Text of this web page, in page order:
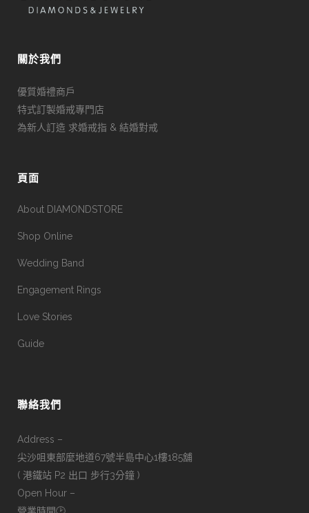
關於我們
優質婚禮商戶
特式訂製婚戒專門店
為新人訂造 求婚戒指 & 結婚對戒
頁面
About DIAMONDSTORE
Shop Online
Wedding Band
Engagement Rings
Love Stories
Guide
聯絡我們
Address –
尖沙咀東部麼地道67號半島中心1樓185舖
( 港鐵站 P2 出口 步行3分鐘 )
Open Hour –